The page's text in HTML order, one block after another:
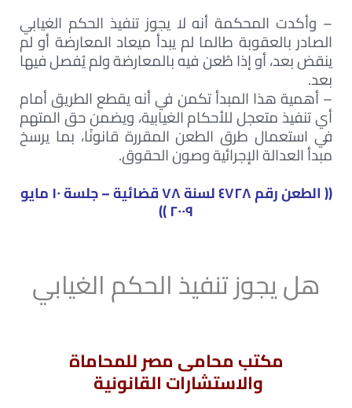
– وأكدت المحكمة أنه لا يجوز تنفيذ الحكم الغيابي
الصادر بالعقوبة طالما لم يبدأ ميعاد المعارضة أو لم
ينقض بعد، أو إذا طُعن فيه بالمعارضة ولم يُفصل فيها
بعد.
– أهمية هذا المبدأ تكمن في أنه يقطع الطريق أمام
أي تنفيذ متعجل للأحكام الغيابية، ويضمن حق المتهم
في استعمال طرق الطعن المقررة قانونًا، بما يرسخ
مبدأ العدالة الإجرائية وصون الحقوق.
(( الطعن رقم ٤٧٢٨ لسنة ٧٨ قضائية – جلسة ١٠ مايو
٢٠٠٩ ))
هل يجوز تنفيذ الحكم الغيابي
مكتب محامى مصر للمحاماة
والاستشارات القانونية